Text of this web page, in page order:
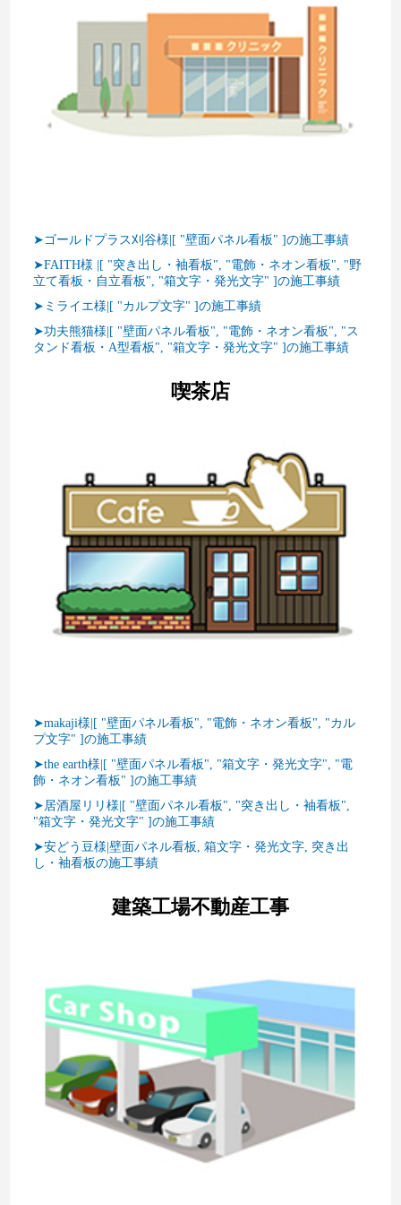
➤ゴールドプラス刈谷様|[ "壁面パネル看板" ]の施工事績
➤FAITH様 |[ "突き出し・袖看板", "電飾・ネオン看板", "野
立て看板・自立看板", "箱文字・発光文字" ]の施工事績
➤ミライエ様|[ "カルプ文字" ]の施工事績
➤功夫熊猫様|[ "壁面パネル看板", "電飾・ネオン看板", "ス
タンド看板・A型看板", "箱文字・発光文字" ]の施工事績
喫茶店
➤makaji様|[ "壁面パネル看板", "電飾・ネオン看板", "カル
プ文字" ]の施工事績
➤the earth様|[ "壁面パネル看板", "箱文字・発光文字", "電
飾・ネオン看板" ]の施工事績
➤居酒屋リリ様|[ "壁面パネル看板", "突き出し・袖看板",
"箱文字・発光文字" ]の施工事績
➤安どう豆様|壁面パネル看板, 箱文字・発光文字, 突き出
し・袖看板の施工事績
建築工場不動産工事